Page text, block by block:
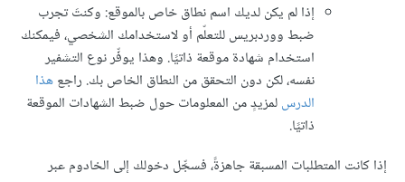
إذا لم يكن لديك اسم نطاق خاص بالموقع: وكنتَ تجرب
ضبط ووردبريس للتعلّم أو لاستخدامك الشخصي، فيمكنك
استخدام شهادة موقعة ذاتيًا. وهذا يوفِّر نوع التشفير
نفسه، لكن دون التحقق من النطاق الخاص بك. راجعهذا
الدرسلمزيدٍ من المعلومات حول ضبط الشهادات الموقعة
ذاتيًا.
إذا كانت المتطلبات المسبقة جاهزةً، فسجِّل دخولك إلى الخادوم عبر